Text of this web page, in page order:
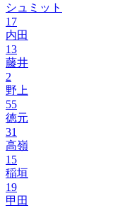
シュミット
17
内田
13
藤井
2
野上
55
徳元
31
高嶺
15
稲垣
19
甲田